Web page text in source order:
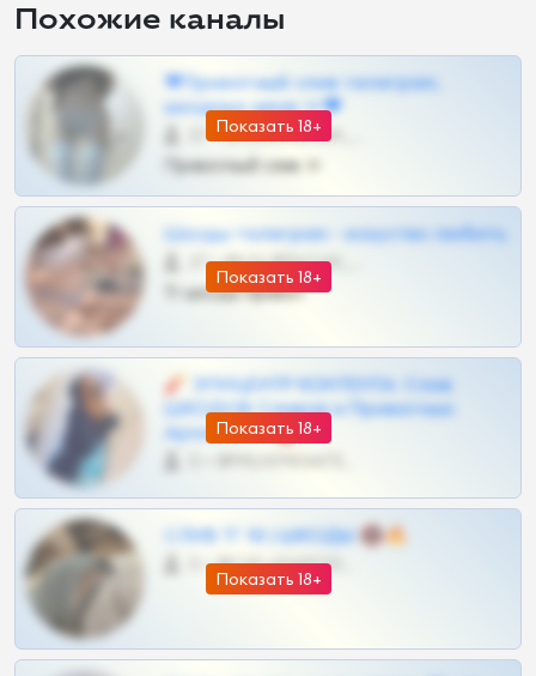
Похожие каналы
Показать 18+
❤Приватный слив телеграм,
шкодных шкур тг❤
57 •
Приватный слив тг
Показать 18+
Шкоды телеграм - искуство любить
27 •
Тг шкоды приват
Показать 18+
🧨 ЭПИЦЕНТР КОНТЕНТА: Слив
ШКОДОВ Сливов и Приватных
Архивов ТГ 🔞💎
Показать 18+
СЛИВ ТГ 18 | ШКОДЫ 🔞🔥
0 •